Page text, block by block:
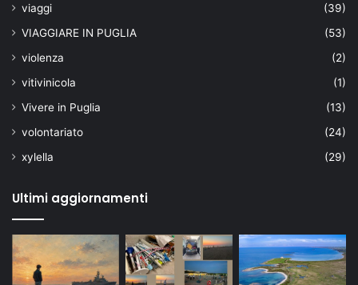
viaggi
(39)
VIAGGIARE IN PUGLIA
(53)
violenza
(2)
vitivinicola
(1)
Vivere in Puglia
(13)
volontariato
(24)
xylella
(29)
Ultimi aggiornamenti